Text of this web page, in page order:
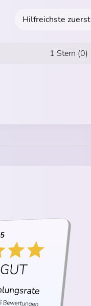
Hilfreichste zuerst
1 Stern (0)